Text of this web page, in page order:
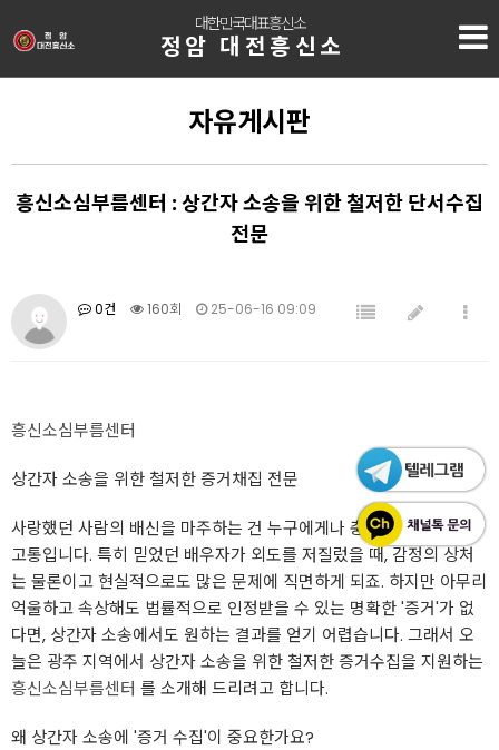
대한민국대표흥신소
정암 대전흥신소
자유게시판
흥신소심부름센터 : 상간자 소송을 위한 철저한 단서수집
전문
0건 160회 25-06-16 09:09
흥신소심부름센터
상간자 소송을 위한 철저한 증거채집 전문
사랑했던 사람의 배신을 마주하는 건 누구에게나 충격적이고 괴로운
고통입니다. 특히 믿었던 배우자가 외도를 저질렀을 때, 감정의 상처
는 물론이고 현실적으로도 많은 문제에 직면하게 되죠. 하지만 아무리
억울하고 속상해도 법률적으로 인정받을 수 있는 명확한 '증거'가 없
다면, 상간자 소송에서도 원하는 결과를 얻기 어렵습니다. 그래서 오
늘은 광주 지역에서 상간자 소송을 위한 철저한 증거수집을 지원하는
흥신소심부름센터 를 소개해 드리려고 합니다.
왜 상간자 소송에 '증거 수집'이 중요한가요?